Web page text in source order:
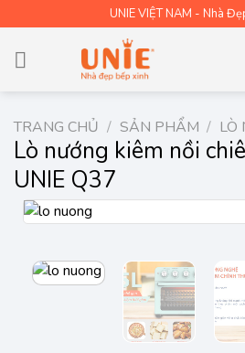
to
content
UNIE VIỆT NAM - Nhà
TRANG CHỦ / SẢN PHẨM / LÒ
Lò nướng kiêm nồi
UNIE Q37